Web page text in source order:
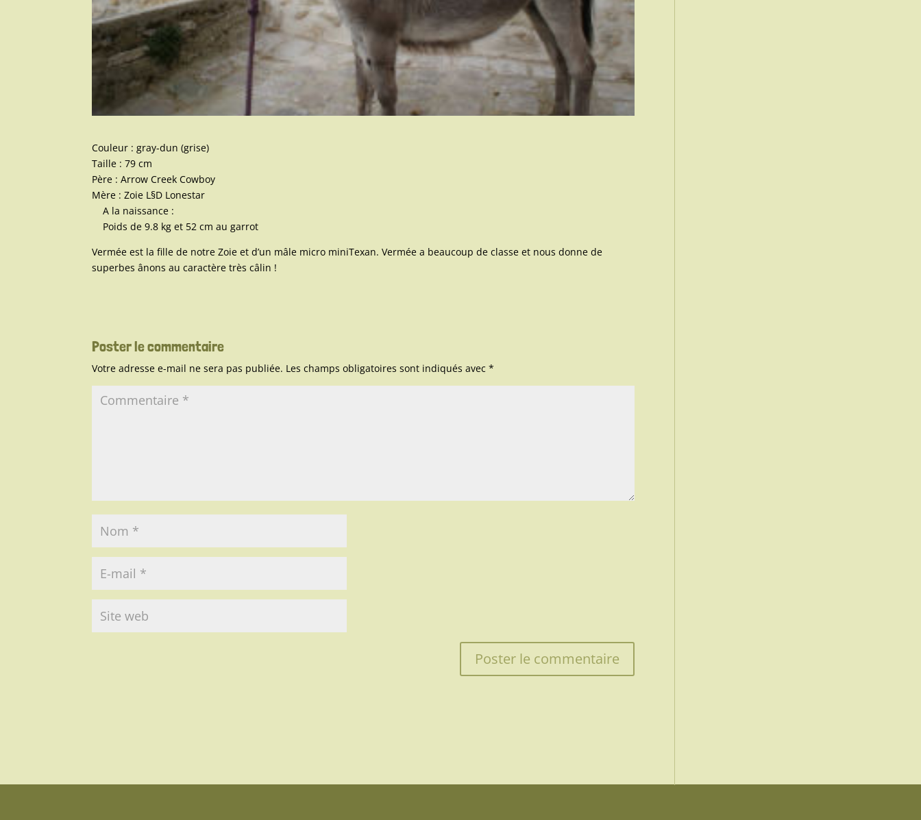
Couleur : gray-dun (grise)
Taille : 79 cm
Père : Arrow Creek Cowboy
Mère : Zoie L§D Lonestar
A la naissance :
Poids de 9.8 kg et 52 cm au garrot
Vermée est la fille de notre Zoie et d’un mâle micro miniTexan. Vermée a beaucoup de classe et nous donne de
superbes ânons au caractère très câlin !
Poster le commentaire
Votre adresse e-mail ne sera pas publiée. Les champs obligatoires sont indiqués avec*